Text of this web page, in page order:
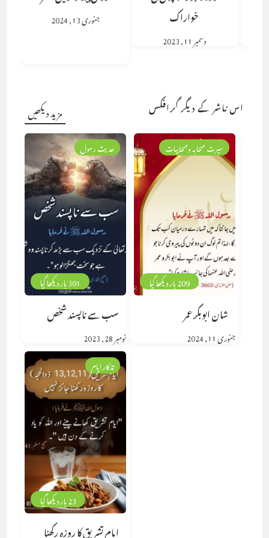
خواراک
دسمبر 11, 2023
جنوری 13, 2024
اس ناشر کے دیگر گرافکس مزید دیکھیں
301 بار دیکھا گیا
حدیث رسول
سب سے ناپسند شخص
نومبر 28, 2023
209 بار دیکھا گیا
سیرت صحابہ وصحابیات
شان ابوبکر عمر
جنوری 11, 2024
23 بار دیکھا گیا
تذکار ایام
ایام تشریق کا روزہ رکھنا